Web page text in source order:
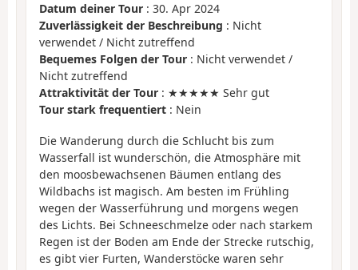
Datum deiner Tour : 30. Apr 2024
Zuverlässigkeit der Beschreibung : Nicht
verwendet / Nicht zutreffend
Bequemes Folgen der Tour : Nicht verwendet /
Nicht zutreffend
Attraktivität der Tour : ★★★★★ Sehr gut
Tour stark frequentiert : Nein
Die Wanderung durch die Schlucht bis zum
Wasserfall ist wunderschön, die Atmosphäre mit
den moosbewachsenen Bäumen entlang des
Wildbachs ist magisch. Am besten im Frühling
wegen der Wasserführung und morgens wegen
des Lichts. Bei Schneeschmelze oder nach starkem
Regen ist der Boden am Ende der Strecke rutschig,
es gibt vier Furten, Wanderstöcke waren sehr